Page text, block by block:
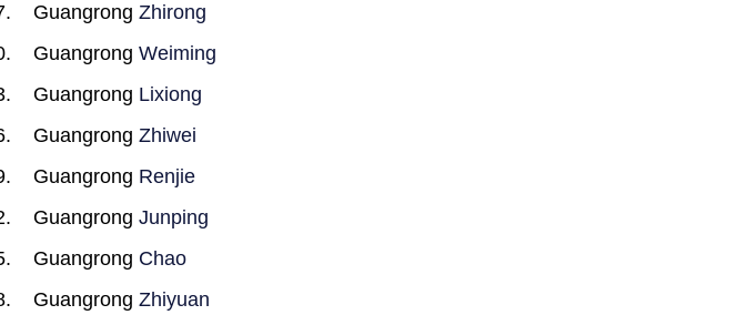
GuangrongZhirong
GuangrongWeiming
Guangrong Lixiong
GuangrongZhiwei
Guangrong Renjie
GuangrongJunping
Guangrong Chao
GuangrongZhiyuan